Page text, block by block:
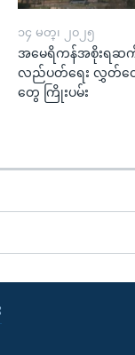
၁၄ မတ္၊ ၂၀၂၅
အမေရိကန်အစိုးရ
လည်ပတ်ရေး လွှတ်တ
တွေ ကြိုးပမ်း